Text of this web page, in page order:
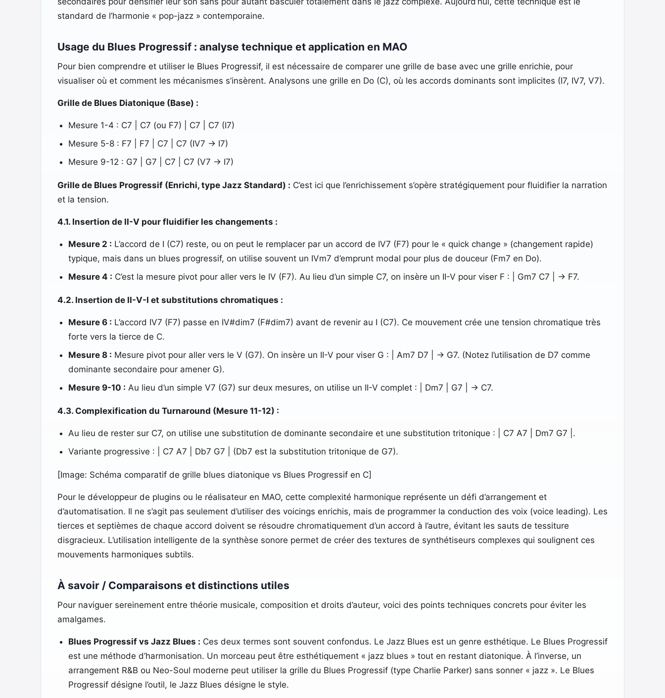
standard de l’harmonie « pop-jazz » contemporaine.
Usage du Blues Progressif : analyse technique et application en MAO
Pour bien comprendre et utiliser le Blues Progressif, il est nécessaire de comparer une grille de base avec une grille enrichie, pour
visualiser où et comment les mécanismes s’insèrent. Analysons une grille en Do (C), où les accords dominants sont implicites (I7, IV7, V7).
Grille de Blues Diatonique (Base) :
Mesure 1-4 : C7 | C7 (ou F7) | C7 | C7 (I7)
Mesure 5-8 : F7 | F7 | C7 | C7 (IV7 -> I7)
Mesure 9-12 : G7 | G7 | C7 | C7 (V7 -> I7)
Grille de Blues Progressif (Enrichi, type Jazz Standard) : C’est ici que l’enrichissement s’opère stratégiquement pour fluidifier la narration
et la tension.
4.1. Insertion de II-V pour fluidifier les changements :
Mesure 2 : L’accord de I (C7) reste, ou on peut le remplacer par un accord de IV7 (F7) pour le « quick change » (changement rapide)
typique, mais dans un blues progressif, on utilise souvent un IVm7 d’emprunt modal pour plus de douceur (Fm7 en Do).
Mesure 4 : C’est la mesure pivot pour aller vers le IV (F7). Au lieu d’un simple C7, on insère un II-V pour viser F : | Gm7 C7 | -> F7.
4.2. Insertion de II-V-I et substitutions chromatiques :
Mesure 6 : L’accord IV7 (F7) passe en IV#dim7 (F#dim7) avant de revenir au I (C7). Ce mouvement crée une tension chromatique très
forte vers la tierce de C.
Mesure 8 : Mesure pivot pour aller vers le V (G7). On insère un II-V pour viser G : | Am7 D7 | -> G7. (Notez l’utilisation de D7 comme
dominante secondaire pour amener G).
Mesure 9-10 : Au lieu d’un simple V7 (G7) sur deux mesures, on utilise un II-V complet : | Dm7 | G7 | -> C7.
4.3. Complexification du Turnaround (Mesure 11-12) :
Au lieu de rester sur C7, on utilise une substitution de dominante secondaire et une substitution tritonique : | C7 A7 | Dm7 G7 |.
Variante progressive : | C7 A7 | Db7 G7 | (Db7 est la substitution tritonique de G7).
[Image: Schéma comparatif de grille blues diatonique vs Blues Progressif en C]
Pour le développeur de plugins ou le réalisateur en MAO, cette complexité harmonique représente un défi d’arrangement et
d’automatisation. Il ne s’agit pas seulement d’utiliser des voicings enrichis, mais de programmer la conduction des voix (voice leading). Les
tierces et septièmes de chaque accord doivent se résoudre chromatiquement d’un accord à l’autre, évitant les sauts de tessiture
disgracieux. L’utilisation intelligente de la synthèse sonore permet de créer des textures de synthétiseurs complexes qui soulignent ces
mouvements harmoniques subtils.
À savoir / Comparaisons et distinctions utiles
Pour naviguer sereinement entre théorie musicale, composition et droits d’auteur, voici des points techniques concrets pour éviter les
amalgames.
Blues Progressif vs Jazz Blues : Ces deux termes sont souvent confondus. Le Jazz Blues est un genre esthétique. Le Blues Progressif
est une méthode d’harmonisation. Un morceau peut être esthétiquement « jazz blues » tout en restant diatonique. À l’inverse, un
arrangement R&B ou Neo-Soul moderne peut utiliser la grille du Blues Progressif (type Charlie Parker) sans sonner « jazz ». Le Blues
Progressif désigne l’outil, le Jazz Blues désigne le style.